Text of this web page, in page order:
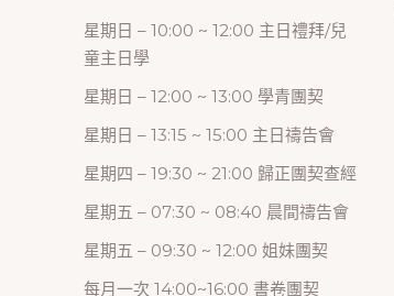
星期日 – 10:00 ~ 12:00 主日禮拜/兒
童主日學
星期日 – 12:00 ~ 13:00 學青團契
星期日 – 13:15 ~ 15:00 主日禱告會
星期四 – 19:30 ~ 21:00 歸正團契查經
星期五 – 07:30 ~ 08:40 晨間禱告會
星期五 – 09:30 ~ 12:00 姐妹團契
每月一次 14:00~16:00 書卷團契